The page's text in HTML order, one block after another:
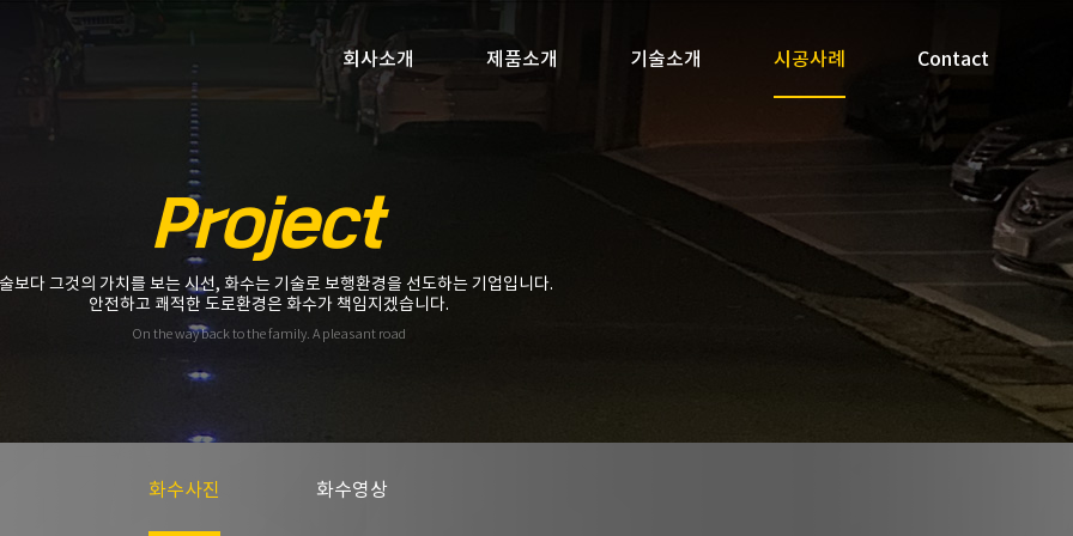
회사소개 제품소개 기술소개 시공사례 Contact
Project
보다 그것의 가치를 보는 시선, 화수는 기술로 보행환경을 선도하는 기업입니다.
안전하고 쾌적한 도로환경은 화수가 책임지겠습니다.
On the way back to the family. A pleasant road
화수사진 화수영상